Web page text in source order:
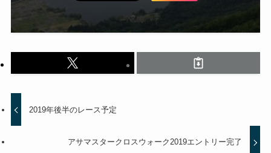
2019年後半のレース予定
アサマスタークロスウォーク2019エントリー完了